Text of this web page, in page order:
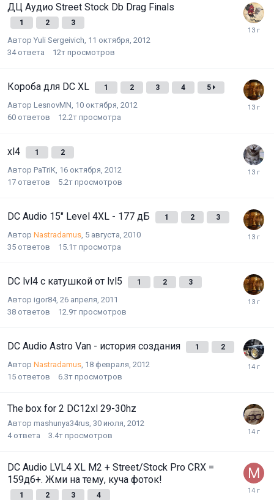
ДЦ Аудио Street Stock Db Drag Finals
1 2 3
Автор Yuli Sergeivich 11 октября, 2012
34 ответа 12т просмотров
Короба для DC XL 1 2 3 4 5
Автор LesnovMN 10 октября, 2012
60 ответов 12.2т просмотра
xl4 1 2
Автор PaTriK 16 октября, 2012
17 ответов 5.2т просмотров
DC Audio 15" Level 4XL - 177 дБ 1 2 3
Автор Nastradamus 5 августа, 2010
35 ответов 15.1т просмотра
DC lvl4 с катушкой от lvl5 1 2 3
Автор igor84, 26 апреля, 2011
38 ответов 12.9т просмотров
DC Audio Astro Van - история создания 1 2
Автор Nastradamus 18 февраля, 2012
15 ответов 6.3т просмотров
The box for 2 DC12xl 29-30hz
Автор mashunya34rus 30 июля, 2012
4 ответа 3.4т просмотров
DC Audio LVL4 XL M2 + Street/Stock Pro CRX =
159дб+. Жми на тему, куча фоток!
1 2 3 4